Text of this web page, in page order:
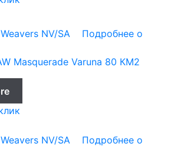
NV/SA
Подробнее о
Masquerade Varuna 80 КМ2
NV/SA
Подробнее о